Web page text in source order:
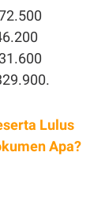
Lulus
Apa?